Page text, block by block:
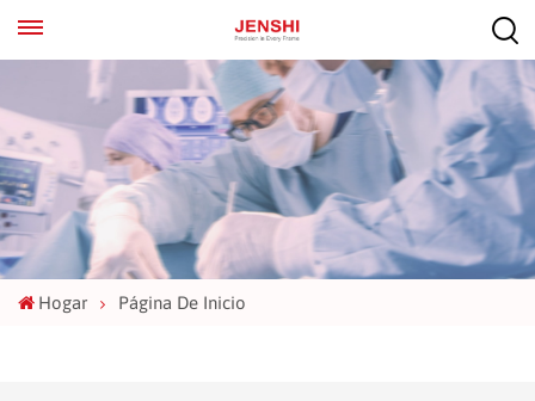
Hogar Página De Inicio